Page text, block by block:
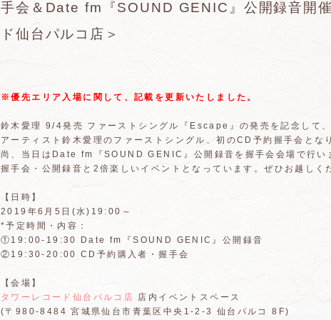
手会＆Date fm『SOUND GENIC』公開録音開
ド仙台パルコ店＞
※優先エリア入場に関して、記載を更新いたしました。
鈴木愛理 9/4発売 ファーストシングル『Escape』の発売を記念して
アーティスト鈴木愛理のファーストシングル、初のCD予約握手会とな
尚、当日はDate fm『SOUND GENIC』公開録音を握手会会場で行い
握手会・公開録音と2倍楽しいイベントとなっています。ぜひお越しく
【日時】
2019年6月5日(水)19:00～
*予定時間・内容：
①19:00-19:30 Date fm『SOUND GENIC』公開録音
②19:30-20:00 CD予約購入者・握手会
【会場】
タワーレコード仙台パルコ店 店内イベントスペース
(〒980-8484 宮城県仙台市青葉区中央1-2-3 仙台パルコ 8F)